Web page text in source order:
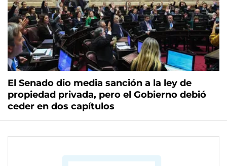
El Senado dio media sanción a la ley de
propiedad privada, pero el Gobierno debió
ceder en dos capítulos